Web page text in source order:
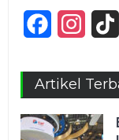
Facebook
Artikel